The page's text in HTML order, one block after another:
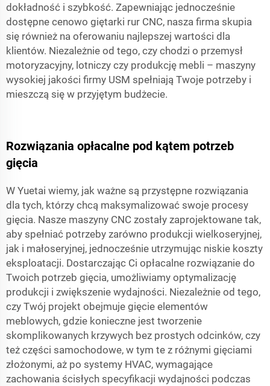
dokładność i szybkość. Zapewniając jednocześnie
dostępne cenowo giętarki rur CNC, nasza firma skupia
się również na oferowaniu najlepszej wartości dla
klientów. Niezależnie od tego, czy chodzi o przemysł
motoryzacyjny, lotniczy czy produkcję mebli – maszyny
wysokiej jakości firmy USM spełniają Twoje potrzeby i
mieszczą się w przyjętym budżecie.
Rozwiązania opłacalne pod kątem potrzeb
gięcia
W Yuetai wiemy, jak ważne są przystępne rozwiązania
dla tych, którzy chcą maksymalizować swoje procesy
gięcia. Nasze maszyny CNC zostały zaprojektowane tak,
aby spełniać potrzeby zarówno produkcji wielkoseryjnej,
jak i małoseryjnej, jednocześnie utrzymując niskie koszty
eksploatacji. Dostarczając Ci opłacalne rozwiązanie do
Twoich potrzeb gięcia, umożliwiamy optymalizację
produkcji i zwiększenie wydajności. Niezależnie od tego,
czy Twój projekt obejmuje gięcie elementów
meblowych, gdzie konieczne jest tworzenie
skomplikowanych krzywych bez prostych odcinków, czy
też części samochodowe, w tym te z różnymi gięciami
złożonymi, aż po systemy HVAC, wymagające
zachowania ścisłych specyfikacji wydajności podczas